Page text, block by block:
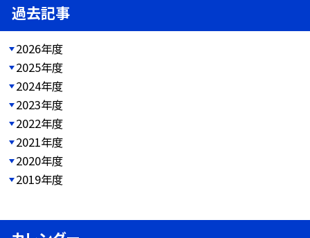
過去記事
2026年度
2025年度
2024年度
2023年度
2022年度
2021年度
2020年度
2019年度